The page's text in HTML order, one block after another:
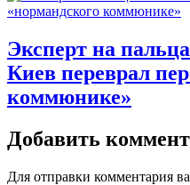
Эксперт на
Киев переврал
коммюнике»
Добавить
Для отправки комментария